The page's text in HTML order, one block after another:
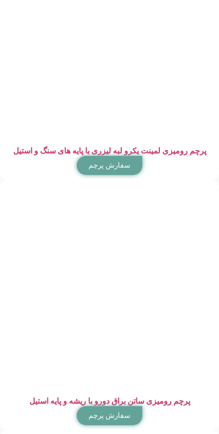
پرچم رومیزی لمینت یکرو لبه لیزری با پایه های سنگ و استیل
سفارش پرچم
پرچم رومیزی ساتن براق دورو با ریشه و پایه استیل
سفارش پرچم